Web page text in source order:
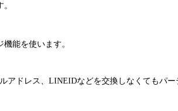
能を使います。
アドレス、LINEIDなどを交換しなくてもパ